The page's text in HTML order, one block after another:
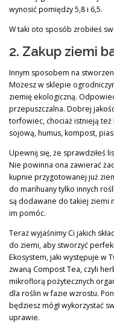
wynosić pomiędzy 5,8 i 6,5.
W taki oto sposób zrobiłeś
2. Zakup ziemi
Innym sposobem na
Możesz w sklepie
ziemię ekologiczną.
przepuszczalna. Dobrej
torfowiec, chociaż istnieją
sojową, humus, kompost,
Upewnij się, że sprawdziłeś
Nie powinna ona zawierać
kupnie przygotowanej już
do marihuany tylko innych
są dodawane do takiej ziemi
im pomóc.
Teraz wyjaśnimy Ci jakich
do ziemi, aby stworzyć
Ekosystem, jaki występuje w
zwaną Compost Tea, czyli
mikroflorą pożytecznych
dla roślin w fazie wzrostu.
będziesz mógł wykorzystać
uprawie.